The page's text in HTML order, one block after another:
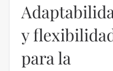
Regulación
en las VTCs
– Álvaro